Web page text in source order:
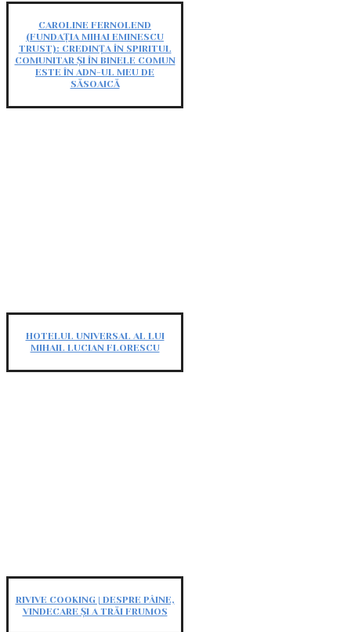
CAROLINE FERNOLEND
(FUNDAȚIA MIHAI EMINESCU
TRUST): CREDINȚA ÎN SPIRITUL
COMUNITAR ȘI ÎN BINELE COMUN
ESTE ÎN ADN-UL MEU DE
SĂSOAICĂ
HOTELUL UNIVERSAL AL LUI
MIHAIL LUCIAN FLORESCU
RIVIVE COOKING | DESPRE PÂINE,
VINDECARE ȘI A TRĂI FRUMOS